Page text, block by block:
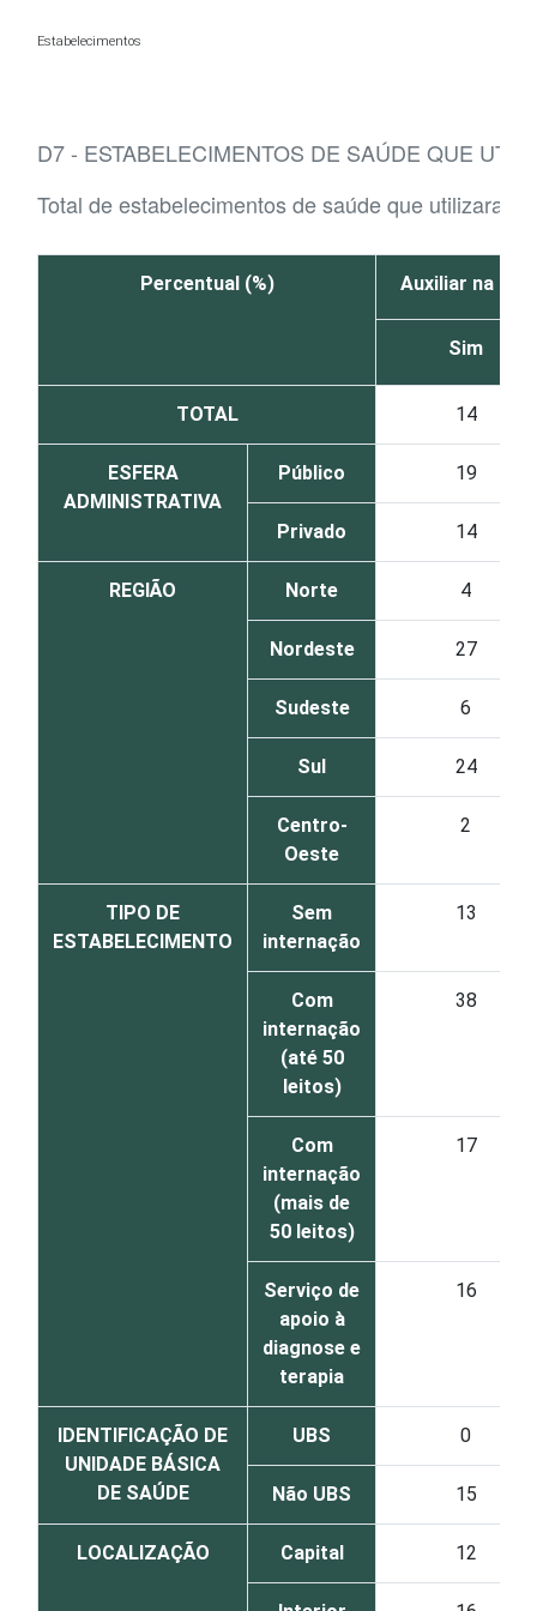
Estabelecimentos
D7 - ESTABELECIMENTOS DE SAÚDE QUE
Total de estabelecimentos de saúde que utilizaram
Percentual (%) Auxiliar na
Sim
TOTAL 14
ESFERA
ADMINISTRATIVA
Público 19
Privado 14
REGIÃO Norte 4
Nordeste 27
Sudeste 6
Sul 24
Centro-
Oeste
2
TIPO DE
ESTABELECIMENTO
Sem
internação
13
Com
internação
(até 50
leitos)
38
Com
internação
(mais de
50 leitos)
17
Serviço de
apoio à
diagnose e
terapia
16
IDENTIFICAÇÃO DE
UNIDADE BÁSICA
DE SAÚDE
UBS 0
Não UBS 15
LOCALIZAÇÃO Capital 12